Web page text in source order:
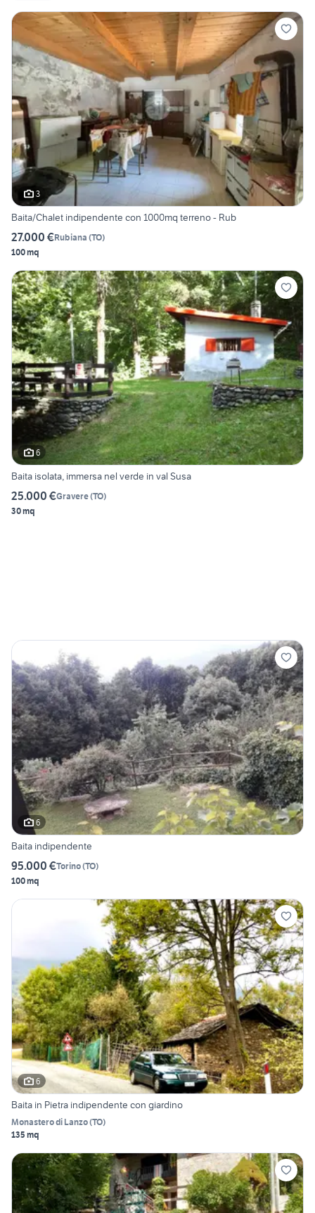
3
Baita/Chalet indipendente con 1000mq terreno - Rub
27.000 €Rubiana (TO)
100 mq
6
Baita isolata, immersa nel verde in val Susa
25.000 €Gravere(TO)
30 mq
6
Baita indipendente
95.000 €Torino(TO)
100 mq
6
Baita in Pietra indipendente con giardino
Monastero di Lanzo(TO)
135 mq